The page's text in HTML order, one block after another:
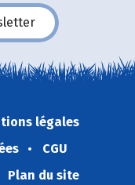
légales
CGU
Plan du site